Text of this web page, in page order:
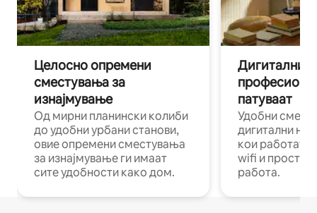
Целосно опремени
сместувања за
изнајмување
Од мирни планински колиби
до удобни урбани станови,
овие опремени сместувања
за изнајмување ги имаат
сите удобности како дом.
Дигитални
патуваат
Удобни
дигитални
кои работат
wifi и
работа.